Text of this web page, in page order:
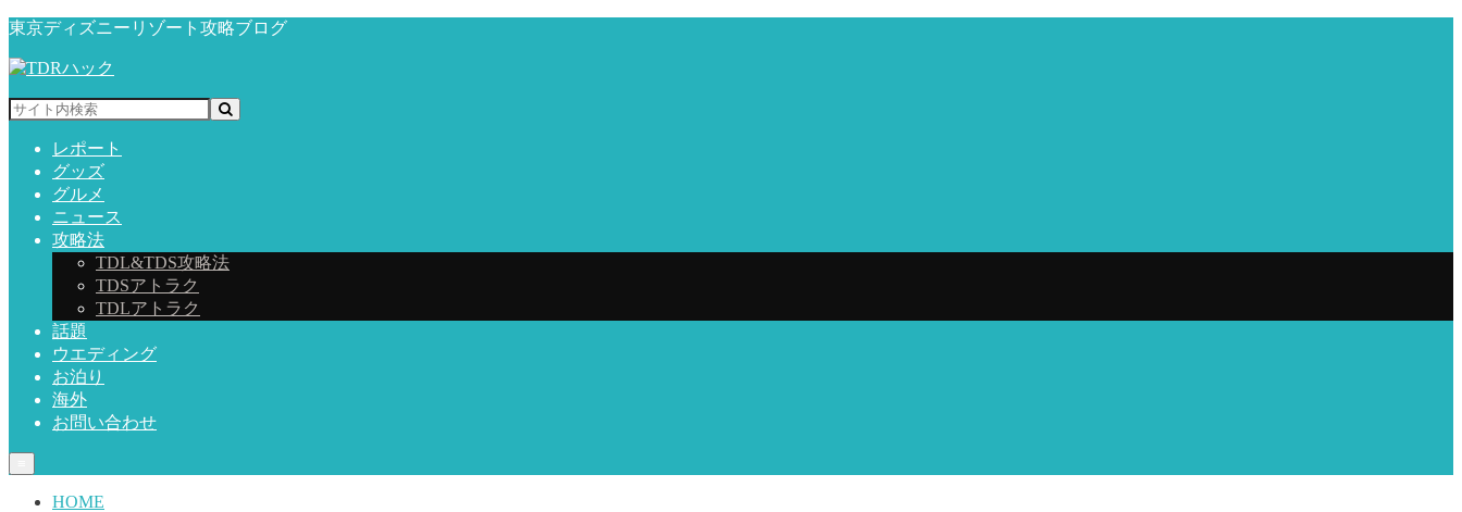
東京ディズニーリゾート攻略ブログ
レポート
グッズ
グルメ
ニュース
攻略法
TDL&TDS攻略法
TDSアトラク
TDLアトラク
話題
ウエディング
お泊り
海外
お問い合わせ
HOME